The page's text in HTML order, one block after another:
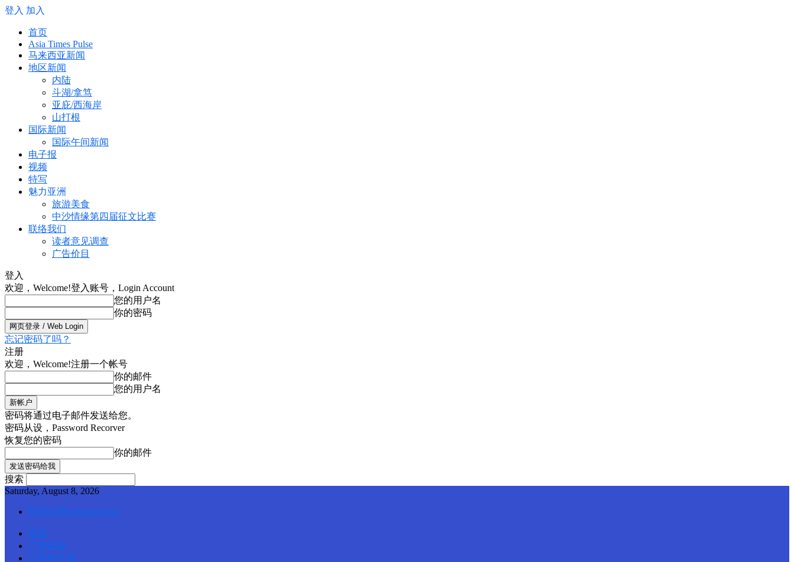
登入 加入
首页
Asia Times Pulse
马来西亚新闻
地区新闻
内陆
斗湖/拿笃
亚庇/西海岸
山打根
国际新闻
国际午间新闻
电子报
视频
特写
魅力亚洲
旅游美食
中沙情缘第四届征文比赛
联络我们
读者意见调查
广告价目
登入
欢迎，Welcome!登入账号，Login Account
您的用户名
你的密码
忘记密码了吗？
注册
欢迎，Welcome!注册一个帐号
你的邮件
您的用户名
密码将通过电子邮件发送给您。
密码从设，Password Recorver
恢复您的密码
你的邮件
搜索
Saturday, August 8, 2026
登录/注册 Web SignUp
首页
广告查询
订阅电子报